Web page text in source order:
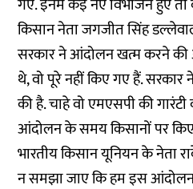
गए. इनमें कई नए विभाजन हुए
किसान नेता जगजीत सिंह
सरकार ने आंदोलन खत्म करने की
थे, वो पूरे नहीं किए गए हैं. सरकार
की है. चाहे वो एमएसपी की
आंदोलन के समय किसानों पर
भारतीय किसान यूनियन के नेता
न समझा जाए कि हम इस आंदोलन